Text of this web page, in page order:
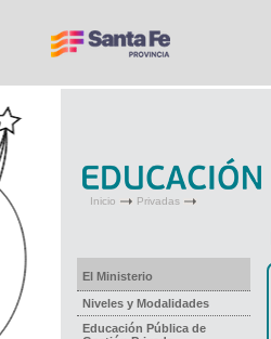
Inicio Privadas
El Ministerio
Niveles y Modalidades
Educación Pública de